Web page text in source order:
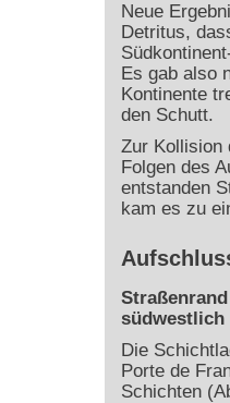
Neue
Detritus,
Es gab also
Kontinente
den Schutt.
Zur Kollision
Folgen des
entstanden
kam es zu
südwestlich
Die
Porte de
Schichten